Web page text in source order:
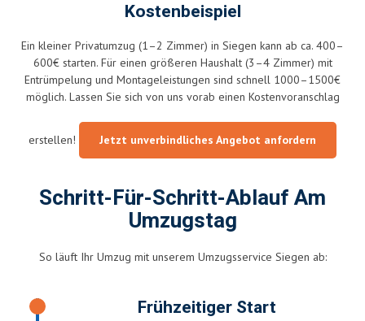
Kostenbeispiel
Ein kleiner Privatumzug (1–2 Zimmer) in Siegen kann ab ca. 400–
600€ starten. Für einen größeren Haushalt (3–4 Zimmer) mit
Entrümpelung und Montageleistungen sind schnell 1000–1500€
möglich. Lassen Sie sich von uns vorab einen Kostenvoranschlag
erstellen! Jetzt unverbindliches Angebot anfordern
Schritt-Für-Schritt-Ablauf Am
Umzugstag
So läuft Ihr Umzug mit unserem Umzugsservice Siegen ab:
Frühzeitiger Start